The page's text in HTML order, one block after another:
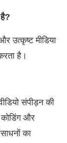
उत्कृष्ट मीडिया
है।
संपीड़न की
और
का